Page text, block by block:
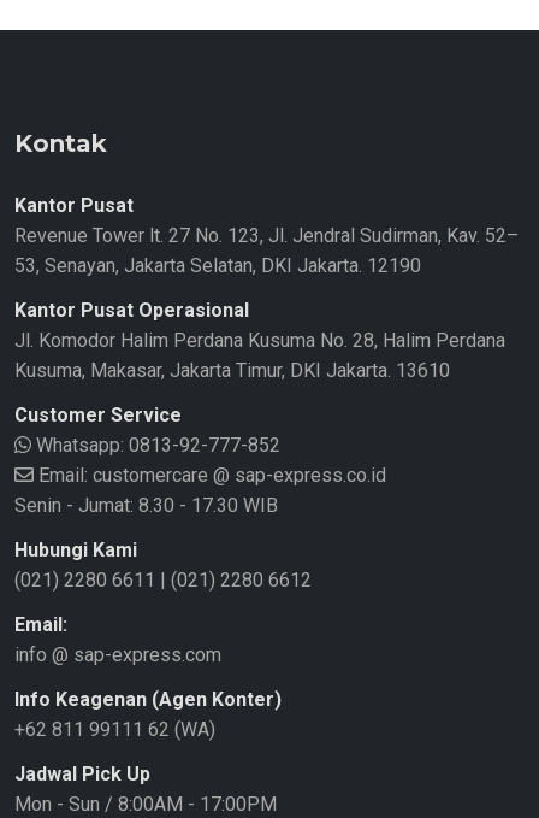
Kontak
Kantor Pusat
Revenue Tower lt. 27 No. 123, Jl. Jendral Sudirman, Kav. 52–
53, Senayan, Jakarta Selatan, DKI Jakarta. 12190
Kantor Pusat Operasional
Jl. Komodor Halim Perdana Kusuma No. 28, Halim Perdana
Kusuma, Makasar, Jakarta Timur, DKI Jakarta. 13610
Customer Service
Whatsapp: 0813-92-777-852
Email: customercare @ sap-express.co.id
Senin - Jumat: 8.30 - 17.30 WIB
Hubungi Kami
(021) 2280 6611 | (021) 2280 6612
Email:
info @ sap-express.com
Info Keagenan (Agen Konter)
+62 811 99111 62 (WA)
Jadwal Pick Up
Mon - Sun / 8:00AM - 17:00PM